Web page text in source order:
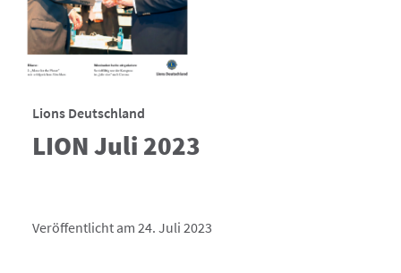
Lions Deutschland
LION Juli 2023
Veröffentlicht am 24. Juli 2023